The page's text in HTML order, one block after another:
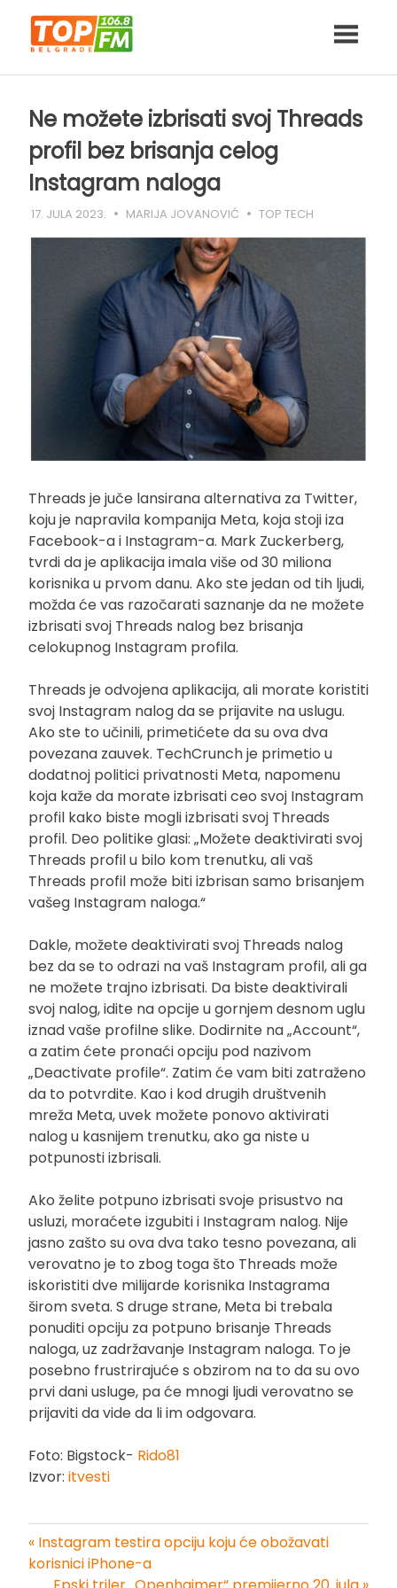
content
Ne možete izbrisati svoj Threads
profil bez brisanja celog
Instagram naloga
17. JULA 2023. MARIJA JOVANOVIĆ TOP TECH
Threads je juče lansirana alternativa za Twitter,
koju je napravila kompanija Meta, koja stoji iza
Facebook-a i Instagram-a. Mark Zuckerberg,
tvrdi da je aplikacija imala više od 30 miliona
korisnika u prvom danu. Ako ste jedan od tih ljudi,
možda će vas razočarati saznanje da ne možete
izbrisati svoj Threads nalog bez brisanja
celokupnog Instagram profila.
Threads je odvojena aplikacija, ali morate koristiti
svoj Instagram nalog da se prijavite na uslugu.
Ako ste to učinili, primetićete da su ova dva
povezana zauvek. TechCrunch je primetio u
dodatnoj politici privatnosti Meta, napomenu
koja kaže da morate izbrisati ceo svoj Instagram
profil kako biste mogli izbrisati svoj Threads
profil. Deo politike glasi: „Možete deaktivirati svoj
Threads profil u bilo kom trenutku, ali vaš
Threads profil može biti izbrisan samo brisanjem
vašeg Instagram naloga.“
Dakle, možete deaktivirati svoj Threads nalog
bez da se to odrazi na vaš Instagram profil, ali ga
ne možete trajno izbrisati. Da biste deaktivirali
svoj nalog, idite na opcije u gornjem desnom uglu
iznad vaše profilne slike. Dodirnite na „Account“,
a zatim ćete pronaći opciju pod nazivom
„Deactivate profile“. Zatim će vam biti zatraženo
da to potvrdite. Kao i kod drugih društvenih
mreža Meta, uvek možete ponovo aktivirati
nalog u kasnijem trenutku, ako ga niste u
potpunosti izbrisali.
Ako želite potpuno izbrisati svoje prisustvo na
usluzi, moraćete izgubiti i Instagram nalog. Nije
jasno zašto su ova dva tako tesno povezana, ali
verovatno je to zbog toga što Threads može
iskoristiti dve milijarde korisnika Instagrama
širom sveta. S druge strane, Meta bi trebala
ponuditi opciju za potpuno brisanje Threads
naloga, uz zadržavanje Instagram naloga. To je
posebno frustrirajuće s obzirom na to da su ovo
prvi dani usluge, pa će mnogi ljudi verovatno se
prijaviti da vide da li im odgovara.
Foto: Bigstock- Rido81
Izvor: itvesti
Kretanje
« Instagram testira opciju koju će obožavati
korisnici iPhone-a